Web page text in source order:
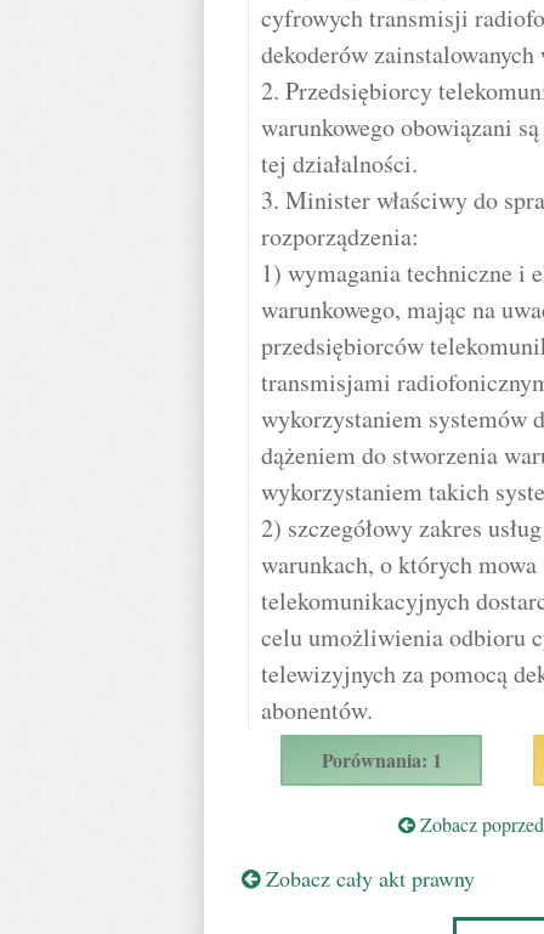
cyfrowych transmisji
dekoderów
2. Przedsiębiorcy
warunkowego obowiązani
tej działalności.
3. Minister właściwy do
rozporządzenia:
1) wymagania techniczne i
warunkowego, mając na
przedsiębiorców
transmisjami
wykorzystaniem systemów
dążeniem do stworzenia
wykorzystaniem takich
2) szczegółowy zakres
warunkach, o których
telekomunikacyjnych
celu umożliwienia odbioru
telewizyjnych za pomocą
abonentów.
Porównania: 1
Zobacz
Zobacz cały akt prawny